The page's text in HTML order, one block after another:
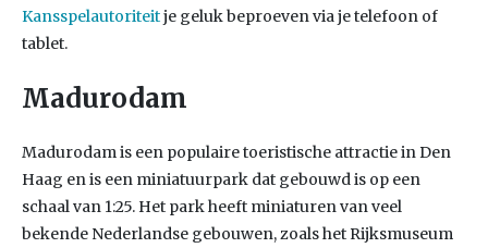
Kansspelautoriteitje geluk beproeven via je telefoon of
tablet.
Madurodam
Madurodam is een populaire toeristische attractie in Den
Haag en is een miniatuurpark dat gebouwd is op een
schaal van 1:25. Het park heeft miniaturen van veel
bekende Nederlandse gebouwen, zoals het Rijksmuseum